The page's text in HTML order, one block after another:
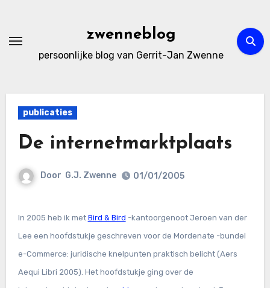
de
zwenneblog
persoonlijke blog van Gerrit-Jan Zwenne
publicaties
De internetmarktplaats
Door G.J. Zwenne 01/01/2005
In 2005 heb ik met Bird & Bird -kantoorgenoot Jeroen van der
Lee een hoofdstukje geschreven voor de Mordenate -bundel
e-Commerce: juridische knelpunten praktisch belicht (Aers
Aequi Libri 2005). Het hoofdstukje ging over de